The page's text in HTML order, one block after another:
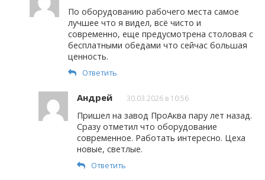
По оборудованию рабочего места самое
лучшее что я видел, всё чисто и
современно, еще предусмотрена столовая с
бесплатными обедами что сейчас большая
ценность.
Ответить
Андрей 30.03.2026 в 10:56
Пришел на завод ПроАква пару лет назад.
Сразу отметил что оборудование
современное. Работать интересно. Цеха
новые, светлые.
Ответить